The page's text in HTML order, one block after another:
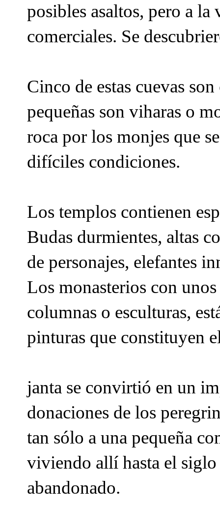
posibles asaltos, pero a la
comerciales. Se
Cinco de estas cuevas
pequeñas son viharas o
roca por los monjes que
difíciles condiciones.
Los templos contienen
Budas durmientes, altas
de personajes, elefantes
Los monasterios con
columnas o esculturas,
pinturas que constituyen
janta se convirtió en un
donaciones de los
tan sólo a una pequeña
viviendo allí hasta el
abandonado.